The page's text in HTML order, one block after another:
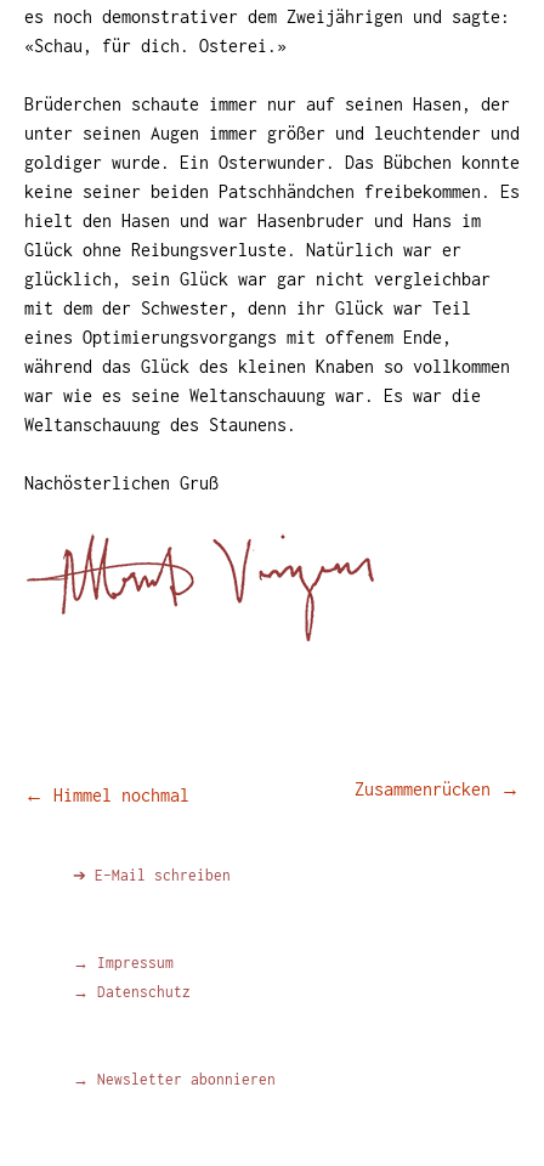
es noch demonstrativer dem Zweijährigen und sagte:
«Schau, für dich. Osterei.»
Brüderchen schaute immer nur auf seinen Hasen, der
unter seinen Augen immer größer und leuchtender und
goldiger wurde. Ein Osterwunder. Das Bübchen konnte
keine seiner beiden Patschhändchen freibekommen. Es
hielt den Hasen und war Hasenbruder und Hans im
Glück ohne Reibungsverluste. Natürlich war er
glücklich, sein Glück war gar nicht vergleichbar
mit dem der Schwester, denn ihr Glück war Teil
eines Optimierungsvorgangs mit offenem Ende,
während das Glück des kleinen Knaben so vollkommen
war wie es seine Weltanschauung war. Es war die
Weltanschauung des Staunens.
Nachösterlichen Gruß
Beitragsnavigation
← Himmel nochmal Zusammenrücken →
➔ E-Mail schreiben
→ Impressum
→ Datenschutz
→ Newsletter abonnieren